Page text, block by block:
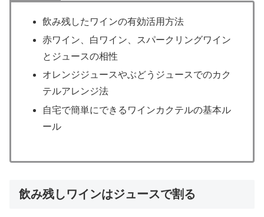
飲み残したワインの有効活用方法
赤ワイン、白ワイン、スパークリングワイン
とジュースの相性
オレンジジュースやぶどうジュースでのカク
テルアレンジ法
自宅で簡単にできるワインカクテルの基本ル
ール
飲み残しワインはジュースで割る